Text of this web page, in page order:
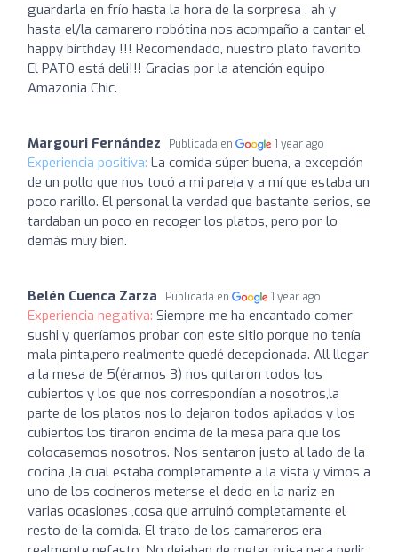
guardarla en frío hasta la hora de la sorpresa , ah y
hasta el/la camarero robótina nos acompaño a cantar el
happy birthday !!! Recomendado, nuestro plato favorito
El PATO está deli!!! Gracias por la atención equipo
Amazonia Chic.
Margouri Fernández Publicada en 1 year ago
Experiencia positiva: La comida súper buena, a excepción
de un pollo que nos tocó a mi pareja y a mí que estaba un
poco rarillo. El personal la verdad que bastante serios, se
tardaban un poco en recoger los platos, pero por lo
demás muy bien.
Belén Cuenca Zarza Publicada en 1 year ago
Experiencia negativa: Siempre me ha encantado comer
sushi y queríamos probar con este sitio porque no tenía
mala pinta,pero realmente quedé decepcionada. All llegar
a la mesa de 5(éramos 3) nos quitaron todos los
cubiertos y los que nos correspondían a nosotros,la
parte de los platos nos lo dejaron todos apilados y los
cubiertos los tiraron encima de la mesa para que los
colocasemos nosotros. Nos sentaron justo al lado de la
cocina ,la cual estaba completamente a la vista y vimos a
uno de los cocineros meterse el dedo en la nariz en
varias ocasiones ,cosa que arruinó completamente el
resto de la comida. El trato de los camareros era